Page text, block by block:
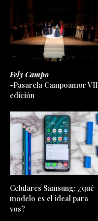
Fely Campo
-Pasarela Campoamor VII
edición
Celulares Samsung: ¿qué
modelo es el ideal para
vos?